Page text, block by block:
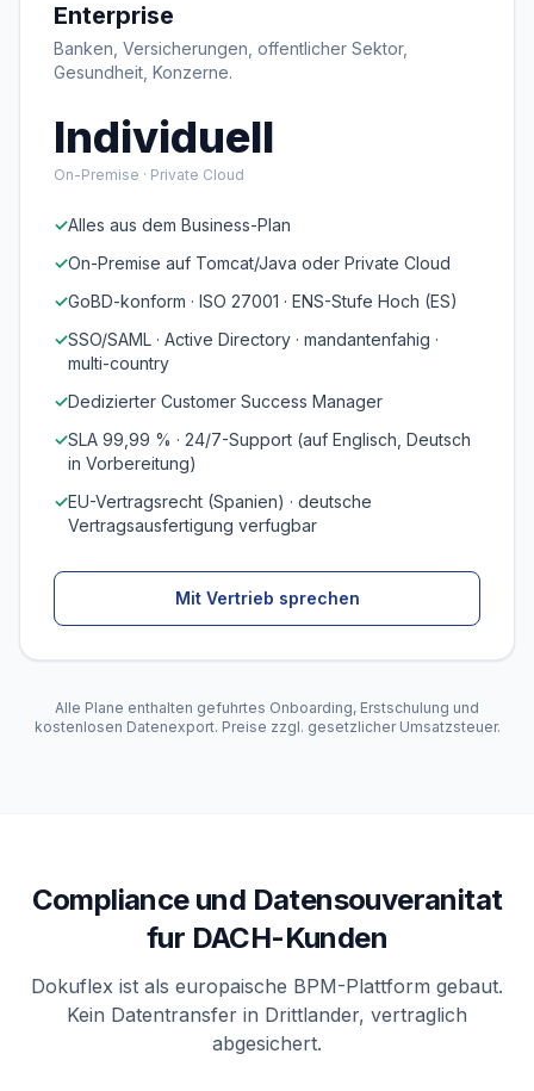
Enterprise
Banken, Versicherungen, offentlicher Sektor,
Gesundheit, Konzerne.
Individuell
On-Premise · Private Cloud
✓Alles aus dem Business-Plan
✓On-Premise auf Tomcat/Java oder Private Cloud
✓GoBD-konform · ISO 27001 · ENS-Stufe Hoch (ES)
✓SSO/SAML · Active Directory · mandantenfahig ·
multi-country
✓Dedizierter Customer Success Manager
✓SLA 99,99 % · 24/7-Support (auf Englisch, Deutsch
in Vorbereitung)
✓EU-Vertragsrecht (Spanien) · deutsche
Vertragsausfertigung verfugbar
Mit Vertrieb sprechen
Alle Plane enthalten gefuhrtes Onboarding, Erstschulung und
kostenlosen Datenexport. Preise zzgl. gesetzlicher Umsatzsteuer.
Compliance und Datensouveranitat
fur DACH-Kunden
Dokuflex ist als europaische BPM-Plattform gebaut.
Kein Datentransfer in Drittlander, vertraglich
abgesichert.